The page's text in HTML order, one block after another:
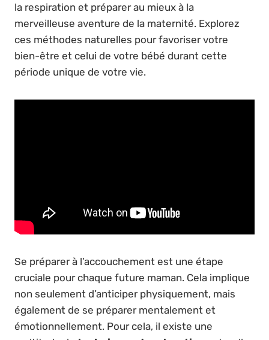
la respiration et préparer au mieux à la
merveilleuse aventure de la maternité. Explorez
ces méthodes naturelles pour favoriser votre
bien-être et celui de votre bébé durant cette
période unique de votre vie.
Se préparer à l’accouchement est une étape
cruciale pour chaque future maman. Cela implique
non seulement d’anticiper physiquement, mais
également de se préparer mentalement et
émotionnellement. Pour cela, il existe une